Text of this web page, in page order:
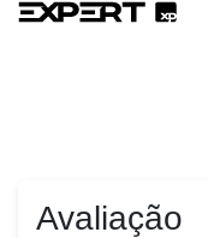
Avaliação